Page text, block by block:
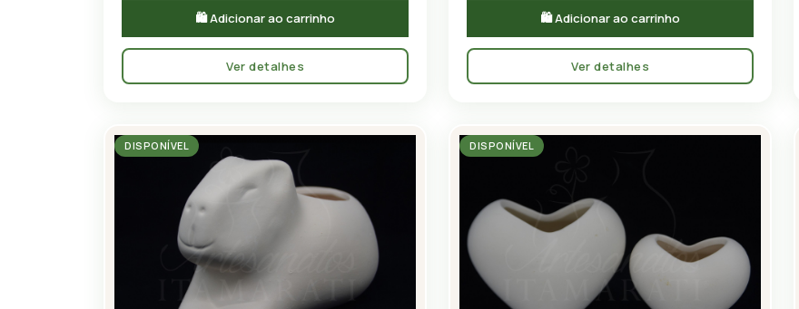
🛍 Adicionar ao carrinho
Ver detalhes
🛍 Adicionar ao carrinho
Ver detalhes
DISPONÍVEL DISPONÍVEL